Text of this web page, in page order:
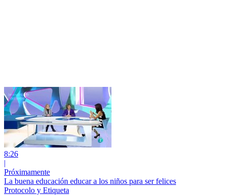
8:26
|
Próximamente
La buena educación educar a los niños para ser felices
Protocolo y Etiqueta